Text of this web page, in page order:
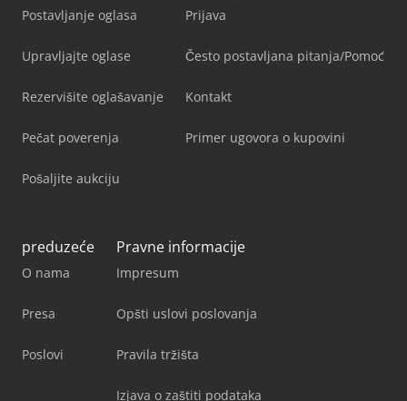
Postavljanje oglasa
Upravljajte oglase
Rezervišite oglašavanje
Pečat poverenja
Pošaljite aukciju
Prijava
Često postavljana pitanja/Pomoć
Kontakt
Primer ugovora o kupovini
preduzeće
O nama
Presa
Poslovi
Pravne informacije
Impresum
Opšti uslovi poslovanja
Pravila tržišta
Izjava o zaštiti podataka